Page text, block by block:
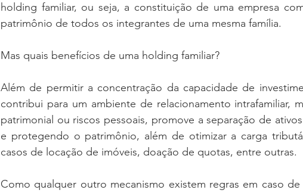
holding familiar, ou seja, a constituição de uma empresa
patrimônio de todos os integrantes de uma mesma família.
Mas quais benefícios de uma holding familiar?
Além de permitir a concentração da capacidade de
contribui para um ambiente de relacionamento intrafamiliar,
patrimonial ou riscos pessoais, promove a separação de
e protegendo o patrimônio, além de otimizar a carga
casos de locação de imóveis, doação de quotas, entre outras.
Como qualquer outro mecanismo existem regras em caso